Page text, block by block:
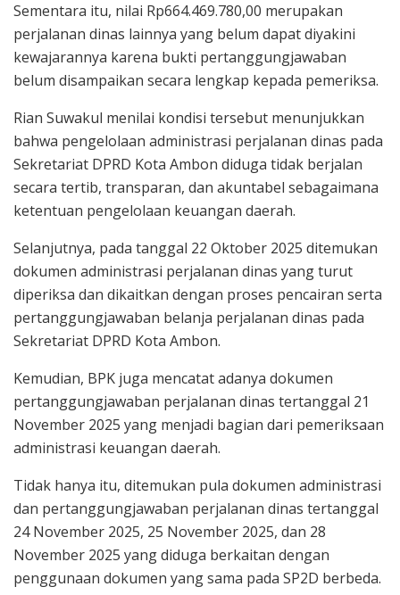
Sementara itu, nilai Rp664.469.780,00 merupakan
perjalanan dinas lainnya yang belum dapat diyakini
kewajarannya karena bukti pertanggungjawaban
belum disampaikan secara lengkap kepada pemeriksa.
Rian Suwakul menilai kondisi tersebut menunjukkan
bahwa pengelolaan administrasi perjalanan dinas pada
Sekretariat DPRD Kota Ambon diduga tidak berjalan
secara tertib, transparan, dan akuntabel sebagaimana
ketentuan pengelolaan keuangan daerah.
Selanjutnya, pada tanggal 22 Oktober 2025 ditemukan
dokumen administrasi perjalanan dinas yang turut
diperiksa dan dikaitkan dengan proses pencairan serta
pertanggungjawaban belanja perjalanan dinas pada
Sekretariat DPRD Kota Ambon.
Kemudian, BPK juga mencatat adanya dokumen
pertanggungjawaban perjalanan dinas tertanggal 21
November 2025 yang menjadi bagian dari pemeriksaan
administrasi keuangan daerah.
Tidak hanya itu, ditemukan pula dokumen administrasi
dan pertanggungjawaban perjalanan dinas tertanggal
24 November 2025, 25 November 2025, dan 28
November 2025 yang diduga berkaitan dengan
penggunaan dokumen yang sama pada SP2D berbeda.